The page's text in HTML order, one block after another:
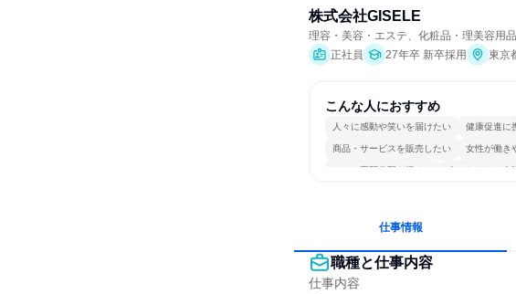
株式会社GISELE
理容・美容・エステ、化粧品・理美容用
正社員
27年卒 新卒採用 東京
こんな人におすすめ
人々に感動や笑いを届けたい 健康促進に
商品・サービスを販売したい 女性が働き
一つの専門分野を極める 人とたくさん会
仕事情報
職種と仕事内容
仕事内容